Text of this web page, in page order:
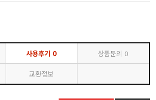
사용후기 0 상품문의 0
교환정보